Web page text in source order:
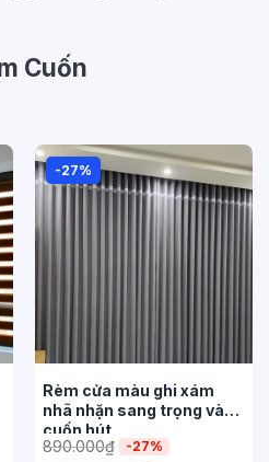
Cuốn
-27%
Rèm cửa màu ghi xám
nhã nhặn sang trọng và
cuốn hút
890.000₫ -27%